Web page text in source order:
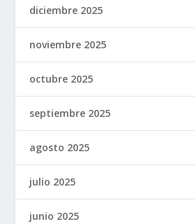
diciembre 2025
noviembre 2025
octubre 2025
septiembre 2025
agosto 2025
julio 2025
junio 2025